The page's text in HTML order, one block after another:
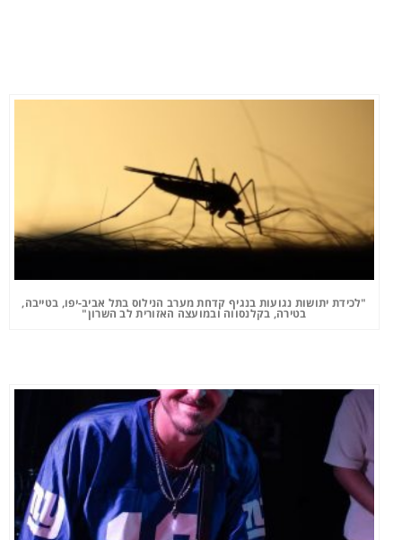
"לכידת יתושות נגועות בנגיף קדחת מערב הנילוס בתל אביב-יפו, בטייבה,
בטירה, בקלנסווה ובמועצה האזורית לב השרון"